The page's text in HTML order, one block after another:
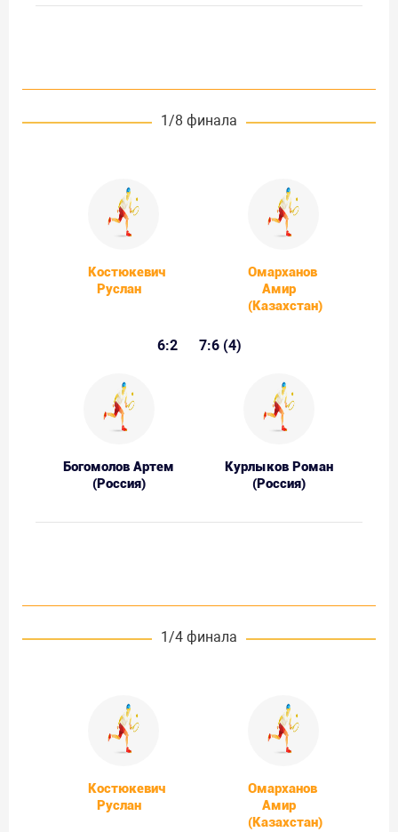
1/8 финала
Костюкевич
Руслан
Омарханов
Амир
(Казахстан)
6:2 7:6 (4)
Богомолов Артем
(Россия)
Курлыков Роман
(Россия)
1/4 финала
Костюкевич
Руслан
Омарханов
Амир
(Казахстан)